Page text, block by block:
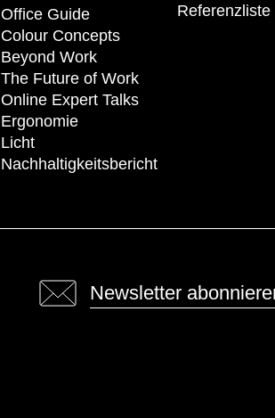
Office Guide
Colour Concepts
Beyond Work
The Future of Work
Online Expert Talks
Ergonomie
Licht
Nachhaltigkeitsbericht
Referenzliste
Newsletter